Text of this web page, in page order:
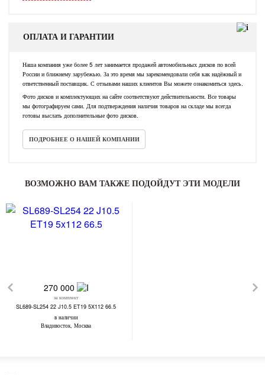
ОПЛАТА И ГАРАНТИИ
Наша компания уже более 5 лет занимается продажей автомобильных дисков по всей
России и ближнему зарубежью. За это время мы зарекомендовали себя как надёжный и
ответственный поставщик. С отзывами наших клиентов Вы можете ознакомиться здесь.
Фото дисков и комплектующих на сайте соответствуют действительности. Все товары
мы фотографируем сами. Для подтверждения наличия товаров на складе мы всегда
готовы выслать дополнительные фото дисков.
ПОДРОБНЕЕ О НАШЕЙ КОМПАНИИ
ВОЗМОЖНО ВАМ ТАКЖЕ ПОДОЙДУТ ЭТИ МОДЕЛИ
270 000
за комплект
SL689-SL254 22 J10.5 ET19 5X112 66.5
в наличии
Владивосток, Москва